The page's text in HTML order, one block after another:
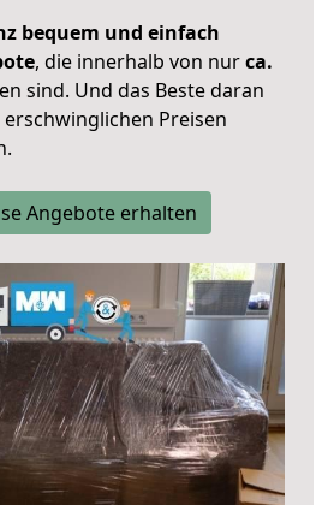
bequem und einfach
, die innerhalb von nurca.
sind. Und das Beste daran
erschwinglichen Preisen
Angebote erhalten